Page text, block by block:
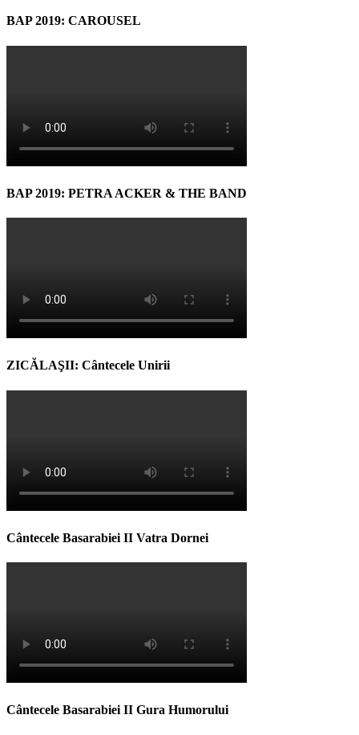
BAP 2019: CAROUSEL
BAP 2019: PETRA ACKER & THE BAND
ZICĂLAŞII: Cântecele Unirii
Cântecele Basarabiei II Vatra Dornei
Cântecele Basarabiei II Gura Humorului